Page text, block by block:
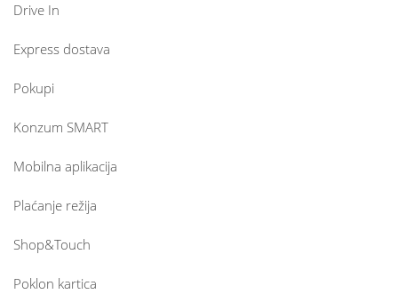
Drive In
Express dostava
Pokupi
Konzum SMART
Mobilna aplikacija
Plaćanje režija
Shop&Touch
Poklon kartica